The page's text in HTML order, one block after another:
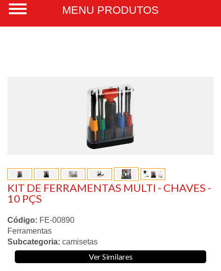
KIT DE FERRAMENTAS MULTI - CHAVES -
10 PÇS
Código: FE-00890
Ferramentas
Subcategoria: camisetas
Ver Similares